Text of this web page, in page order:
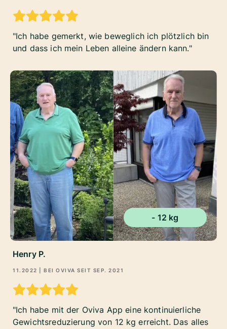
Ich habe gemerkt, wie beweglich ich plötzlich bin
und dass ich mein Leben alleine ändern kann.
- 12 kg
Henry P.
11.2022 | BEI OVIVA SEIT SEP. 2021
Ich habe mit der Oviva App eine kontinuierliche
Gewichtsreduzierung von 12 kg erreicht. Das alles